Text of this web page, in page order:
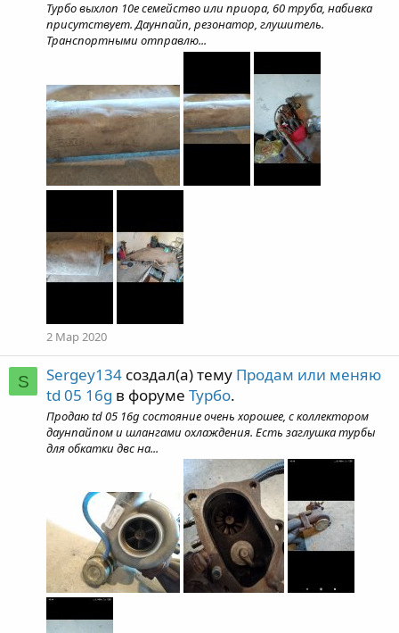
Турбо выхлоп 10е семейство или приора, 60 труба, набивка
присутствует. Даунпайп, резонатор, глушитель.
Транспортными отправлю...
2 Мар 2020
S Sergey134 создал(а) тему Продам или меняю
td 05 16g в форуме Турбо.
Продаю td 05 16g состояние очень хорошее, с коллектором
даунпайпом и шлангами охлаждения. Есть заглушка турбы
для обкатки двс на...